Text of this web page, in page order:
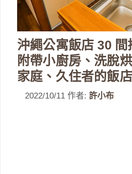
沖繩公寓飯店 30 間
附帶小廚房、洗脫
家庭、久住者的飯
2022/10/11 作者: 許小布